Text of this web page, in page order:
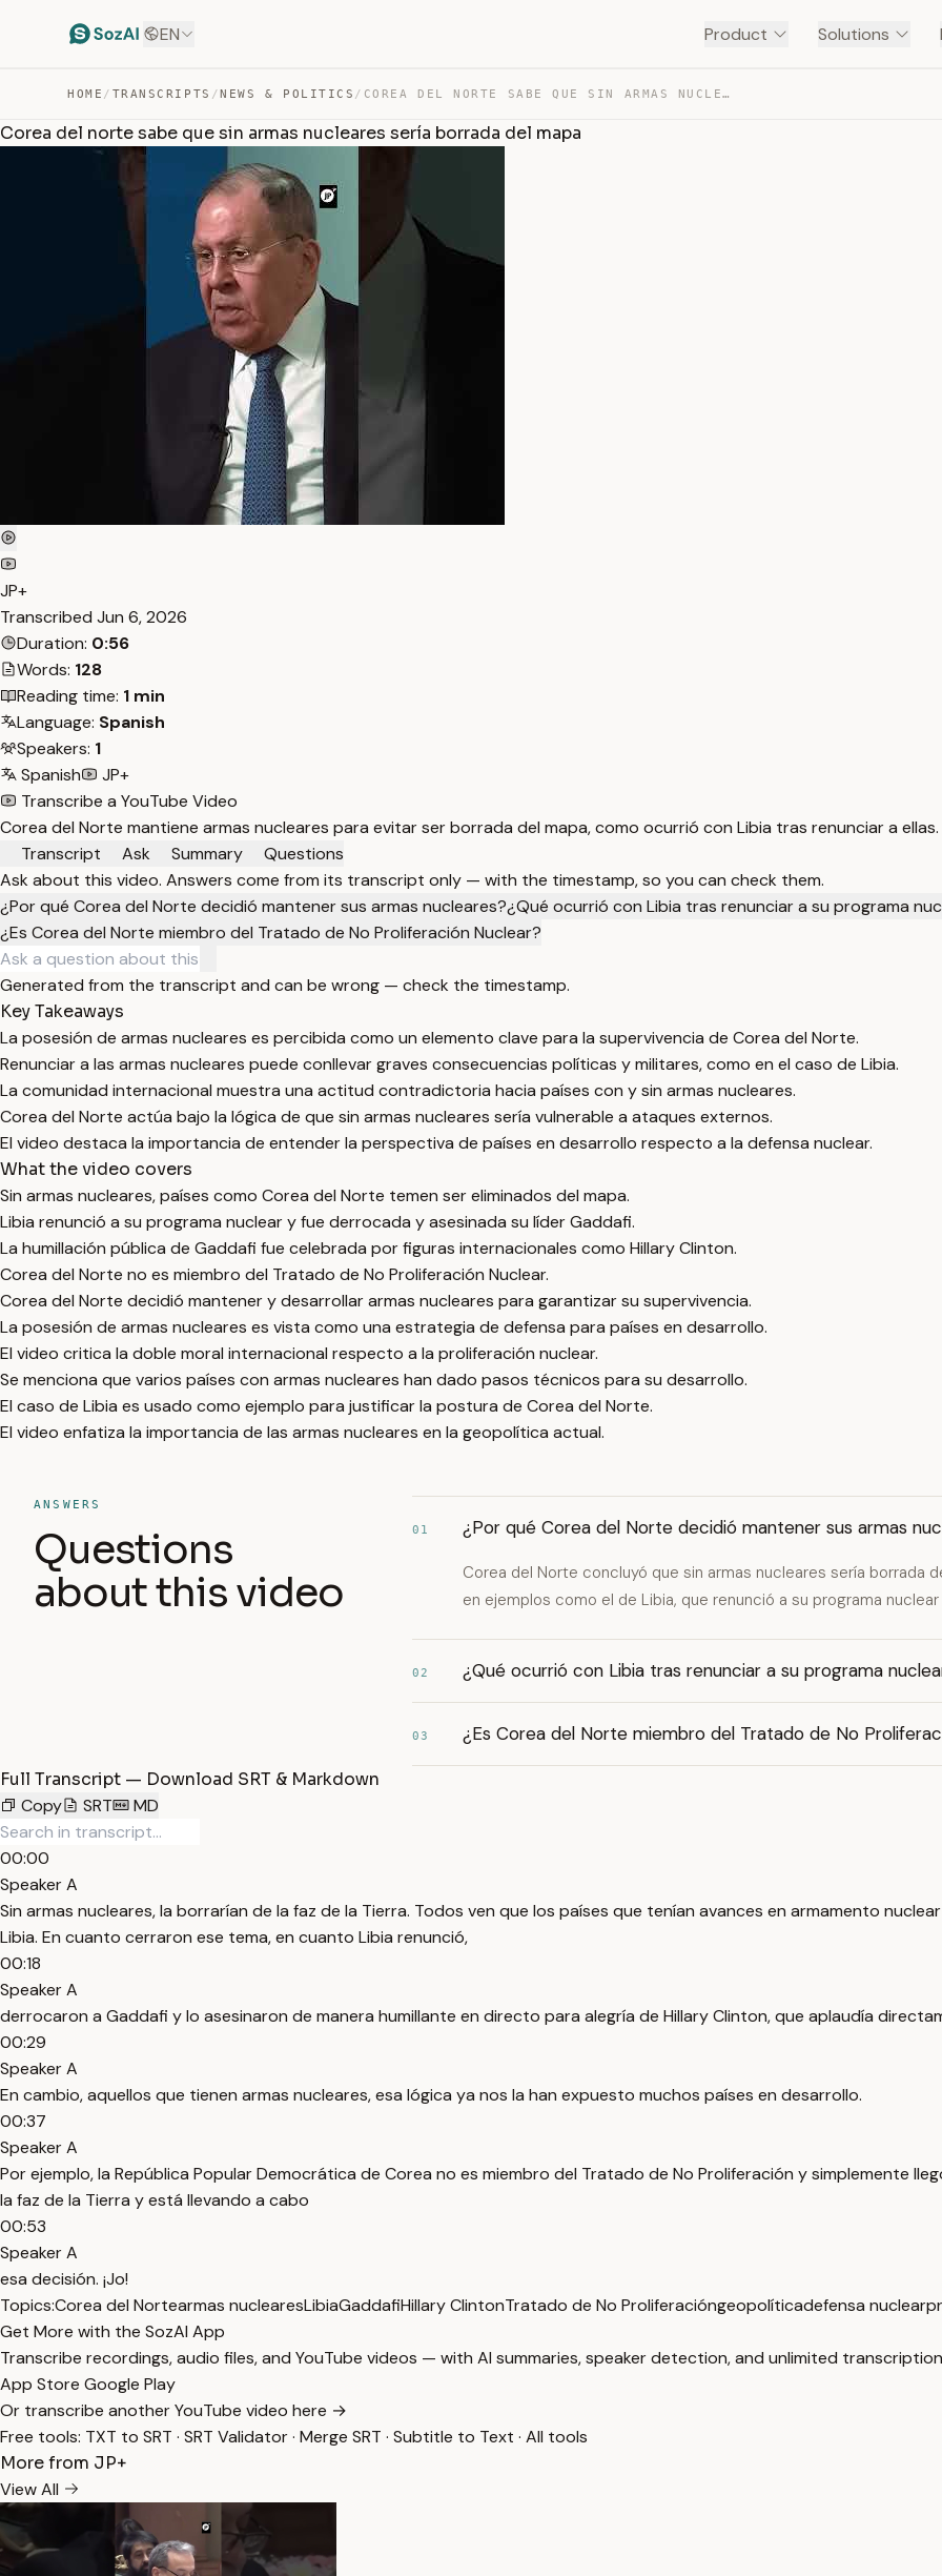
EN Product Solutions
HOME / TRANSCRIPTS /NEWS & POLITICS / COREA DEL NORTE SABE QUE SIN ARMAS NUCLEARES SERÍA BORR… — TRANSCRIPT
Corea del norte sabe que sin armas nucleares sería borrada del mapa
JP+
Transcribed Jun 6, 2026
Duration: 0:56
Words: 128
Reading time: 1 min
Language: Spanish
Speakers: 1
Spanish
JP+
Transcribe a YouTube Video
Corea del Norte mantiene armas nucleares para evitar ser borrada del mapa, como ocurrió con Libia tras renunciar a ellas.
Transcript
Ask Summary
Questions
Ask about this video. Answers come from its transcript only — with the timestamp, so you can check them.
¿Por qué Corea del Norte decidió mantener sus armas nucleares?¿Qué ocurrió con Libia tras renunciar a su programa
¿Es Corea del Norte miembro del Tratado de No Proliferación Nuclear?
Generated from the transcript and can be wrong — check the timestamp.
Key Takeaways
La posesión de armas nucleares es percibida como un elemento clave para la supervivencia de Corea del Norte.
Renunciar a las armas nucleares puede conllevar graves consecuencias políticas y militares, como en el caso de Libia.
La comunidad internacional muestra una actitud contradictoria hacia países con y sin armas nucleares.
Corea del Norte actúa bajo la lógica de que sin armas nucleares sería vulnerable a ataques externos.
El video destaca la importancia de entender la perspectiva de países en desarrollo respecto a la defensa nuclear.
What the video covers
Sin armas nucleares, países como Corea del Norte temen ser eliminados del mapa.
Libia renunció a su programa nuclear y fue derrocada y asesinada su líder Gaddafi.
La humillación pública de Gaddafi fue celebrada por figuras internacionales como Hillary Clinton.
Corea del Norte no es miembro del Tratado de No Proliferación Nuclear.
Corea del Norte decidió mantener y desarrollar armas nucleares para garantizar su supervivencia.
La posesión de armas nucleares es vista como una estrategia de defensa para países en desarrollo.
El video critica la doble moral internacional respecto a la proliferación nuclear.
Se menciona que varios países con armas nucleares han dado pasos técnicos para su desarrollo.
El caso de Libia es usado como ejemplo para justificar la postura de Corea del Norte.
El video enfatiza la importancia de las armas nucleares en la geopolítica actual.
ANSWERS
Questions
about this video
01 ¿Por qué Corea del Norte decidió mantener sus armas
Corea del Norte concluyó que sin armas nucleares sería borrada
en ejemplos como el de Libia, que renunció a su programa
02 ¿Qué ocurrió con Libia tras renunciar a su programa
03 ¿Es Corea del Norte miembro del Tratado de No
Full Transcript — Download SRT & Markdown
Copy
SRT MD
00:00
Speaker A
Sin armas nucleares, la borrarían de la faz de la Tierra. Todos ven que los países que tenían avances en armamento
Libia. En cuanto cerraron ese tema, en cuanto Libia renunció,
00:18
Speaker A
derrocaron a Gaddafi y lo asesinaron de manera humillante en directo para alegría de Hillary Clinton, que aplaudía
00:29
Speaker A
En cambio, aquellos que tienen armas nucleares, esa lógica ya nos la han expuesto muchos países en desarrollo.
00:37
Speaker A
Por ejemplo, la República Popular Democrática de Corea no es miembro del Tratado de No Proliferación y simplemente
la faz de la Tierra y está llevando a cabo
00:53
Speaker A
esa decisión. ¡Jo!
Topics:Corea del Nortearmas nuclearesLibiaGaddafiHillary ClintonTratado de No Proliferacióngeopolíticadefensa nuclear
Get More with the SozAI App
Transcribe recordings, audio files, and YouTube videos — with AI summaries, speaker detection, and unlimited
App Store Google Play
Or transcribe another YouTube video here →
Free tools: TXT to SRT · SRT Validator· Merge SRT · Subtitle to Text · All tools
More from JP+
View All